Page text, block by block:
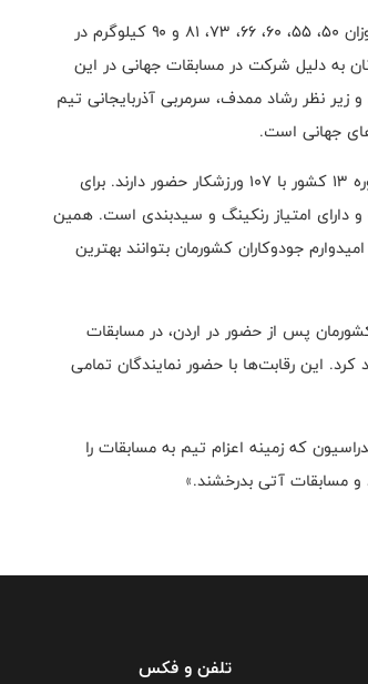
وی افزود: «تیم ملی نوجوانان ایران با ترکیب کامل و حضور هفت ورزشکار در اوزان ۵۰، ۵۵، ۶۰، ۶۶، ۷۳، ۸۱ و ۹۰ کیلوگرم در
بناییان در وزن مثبت ۹۰ کیلوگرم نوجوانان به دلیل شرکت در مسابقات جهانی در این
زیر نظر رشاد ممدف، سرمربی آذربایجانی تیم
جهانی است.
سرمربی تیم ملی نوجوانان درخصوص سطح رقابت‌ها خاطرنشان کرد: «در این دوره ۱۳ کشور با ۱۰۷ ورزشکار حضور دارند. برای
دارای امتیاز رنکینگ و سیدبندی است. همین
جودوکاران کشورمان بتوانند بهترین
پس از حضور در اردن، در مسابقات
این رقابت‌ها با حضور نمایندگان تمامی
که زمینه اعزام تیم به مسابقات را
و مسابقات آتی بدرخشند.»
تلفن و فکس